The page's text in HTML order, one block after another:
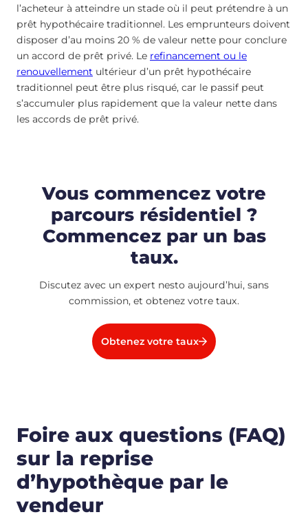
l’acheteur à atteindre un stade où il peut prétendre à un
prêt hypothécaire traditionnel. Les emprunteurs doivent
disposer d’au moins 20 % de valeur nette pour conclure
un accord de prêt privé. Le refinancement ou le
renouvellement ultérieur d’un prêt hypothécaire
traditionnel peut être plus risqué, car le passif peut
s’accumuler plus rapidement que la valeur nette dans
les accords de prêt privé.
Vous commencez votre
parcours résidentiel ?
Commencez par un bas
taux.
Discutez avec un expert nesto aujourd’hui, sans
commission, et obtenez votre taux.
Obtenez votre taux
Foire aux questions (FAQ)
sur la reprise
d’hypothèque par le
vendeur